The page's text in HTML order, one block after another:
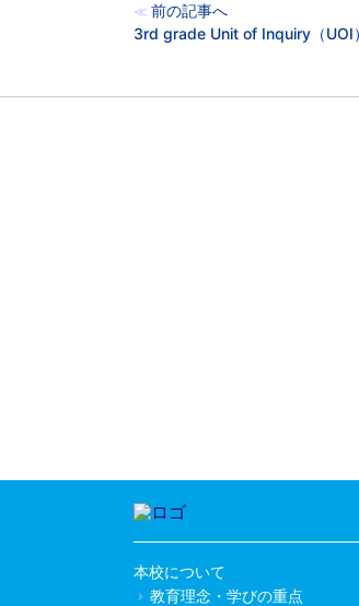
≪ 前の記事へ
3rd grade Unit of Inquiry（UOI
本校について
教育理念・学びの重点